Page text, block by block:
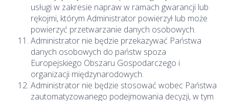
usługi w zakresie napraw w ramach gwarancji lub
rękojmi, którym Administrator powierzył lub może
powierzyć przetwarzanie danych osobowych.
Administrator nie będzie przekazywać Państwa
danych osobowych do państw spoza
Europejskiego Obszaru Gospodarczego i
organizacji międzynarodowych.
Administrator nie będzie stosować wobec Państwa
zautomatyzowanego podejmowania decyzji, w tym